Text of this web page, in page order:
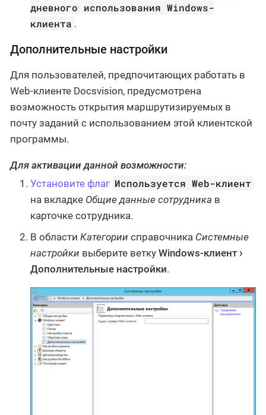
дневного использования Windows-
клиента .
Дополнительные настройки
Для пользователей, предпочитающих работать в
Web-клиенте Docsvision, предусмотрена
возможность открытия маршрутизируемых в
почту заданий с использованием этой клиентской
программы.
Для активации данной возможности:
Установите флаг Используется Web-клиент
на вкладке Общие данные сотрудника в
карточке сотрудника.
В области Категории справочника Системные
настройки выберите ветку Windows-клиент
Дополнительные настройки.